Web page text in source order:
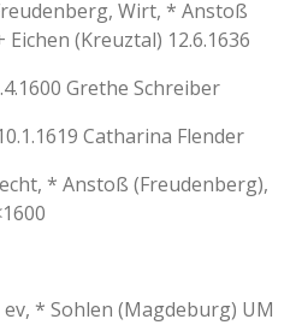
Wirt, * Anstoß
(Kreuztal) 12.6.1636
Grethe Schreiber
Catharina Flender
* Anstoß (Freudenberg),
ev, * Sohlen (Magdeburg) UM